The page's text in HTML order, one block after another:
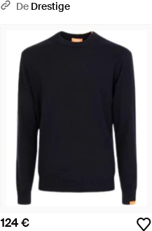
Bleu Fonce - Bleu
De Drestige
124 €